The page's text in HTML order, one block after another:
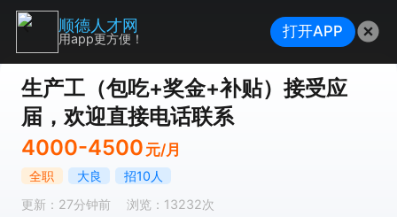
生产工（包吃+奖金+补贴）接受应
届，欢迎直接电话联系
4000-4500 元/月
全职 大良
招10人
更新：27分钟前
浏览：13232次
顺德人才网
用app更方便！ 打开APP